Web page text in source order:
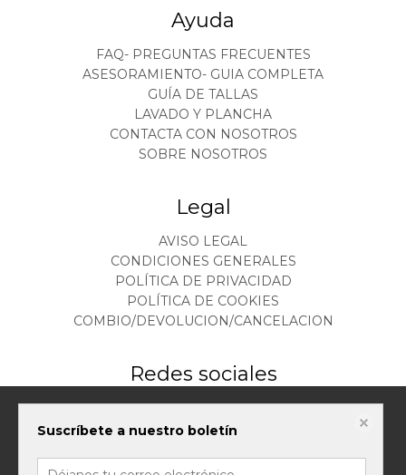
Ayuda
FAQ- PREGUNTAS FRECUENTES
ASESORAMIENTO- GUIA COMPLETA
GUÍA DE TALLAS
LAVADO Y PLANCHA
CONTACTA CON NOSOTROS
SOBRE NOSOTROS
Legal
AVISO LEGAL
CONDICIONES GENERALES
POLÍTICA DE PRIVACIDAD
POLÍTICA DE COOKIES
COMBIO/DEVOLUCION/CANCELACION
Redes sociales
Este sitio web almacena datos como cookies para habilitar la funcionalidad
necesaria del sitio, incluidos análisis y personalización. Puede cambiar su
predeterminada.
Suscríbete a nuestro boletín